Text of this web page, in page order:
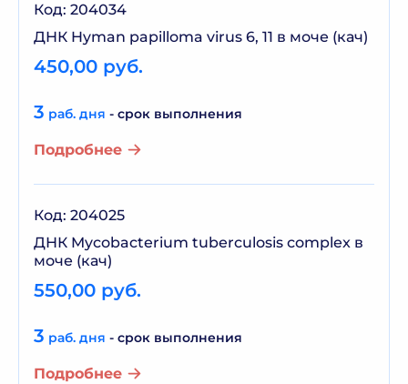
Код: 204034
ДНК Hyman papilloma virus 6, 11 в моче (кач)
450,00 руб.
3 раб. дня - срок выполнения
Подробнее
Код: 204025
ДНК Mycobacterium tuberculosis сomplex в
моче (кач)
550,00 руб.
3 раб. дня - срок выполнения
Подробнее